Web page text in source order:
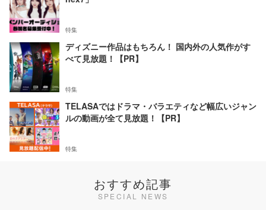
特集
ディズニー作品はもちろん！ 国内外の人気作がす
べて見放題！【PR】
特集
TELASAではドラマ・バラエティなど幅広いジャン
ルの動画が全て見放題！【PR】
特集
おすすめ記事
SPECIAL NEWS